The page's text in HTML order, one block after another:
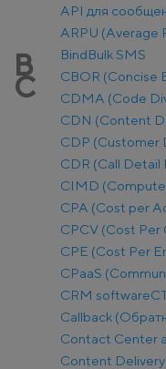
API для
ARPU (Average
B BindBulk SMS
C
CBOR (Concise
CDMA (Code
CDN (Content
CDP (Customer
CDR (Call Detail
CIMD
CPA (Cost per
CPCV (Cost
CPE (Cost Per
CPaaS
CRM software
Callback
Contact Center
Content